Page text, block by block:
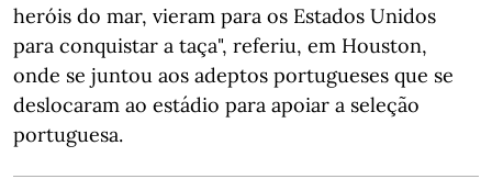
heróis do mar, vieram para os Estados Unidos
para conquistar a taça", referiu, em Houston,
onde se juntou aos adeptos portugueses que se
deslocaram ao estádio para apoiar a seleção
portuguesa.